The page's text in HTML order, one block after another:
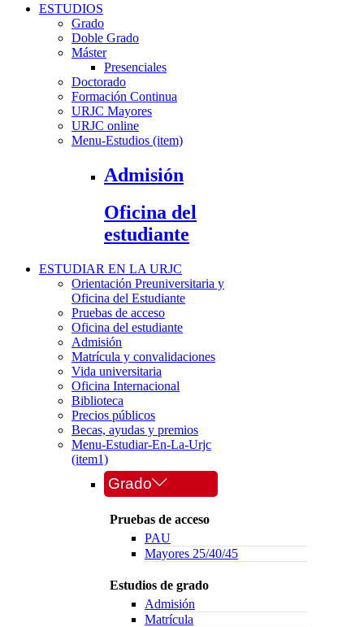
ESTUDIOS
Grado
Doble Grado
Máster
Presenciales
Doctorado
Formación Continua
URJC Mayores
URJC online
Menu-Estudios (item)
Admisión
Oficina del
estudiante
ESTUDIAR EN LA URJC
Orientación Preuniversitaria y
Oficina del Estudiante
Pruebas de acceso
Oficina del estudiante
Admisión
Matrícula y convalidaciones
Vida universitaria
Oficina Internacional
Biblioteca
Precios públicos
Becas, ayudas y premios
Menu-Estudiar-En-La-Urjc
(item1)
Grado
Pruebas de acceso
PAU
Mayores 25/40/45
Estudios de grado
Admisión
Matrícula